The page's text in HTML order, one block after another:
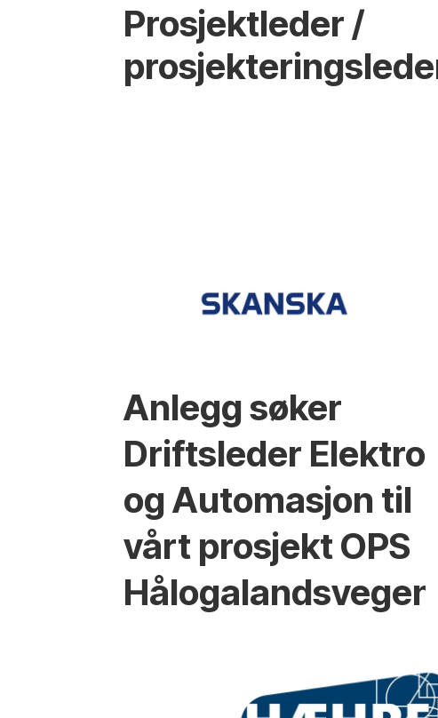
Prosjektleder /
Anlegg søker
Driftsleder Elektro
og Automasjon til
vårt prosjekt OPS
Hålogalandsvegen